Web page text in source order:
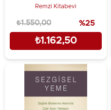
Remzi Kitabevi
₺1.162,50
₺1.550,00 %25